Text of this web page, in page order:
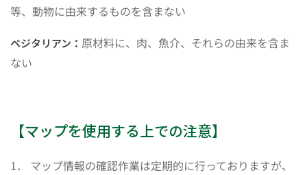
等、動物に由来するものを含まない
ベジタリアン： 原材料に、肉、魚介、それらの由来を含ま
ない
【マップを使用する上での注意】
1． マップ情報の確認作業は定期的に行っておりますが、